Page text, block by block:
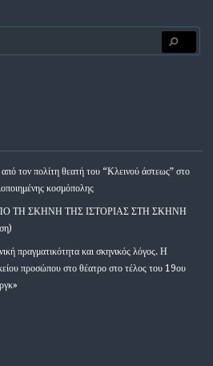
τον πολίτη θεατή του “Κλεινού άστεως” στο
κοσμόπολης
ΤΗ ΣΚΗΝΗ ΤΗΣ ΙΣΤΟΡΙΑΣ ΣΤΗ ΣΚΗΝΗ
πραγματικότητα και σκηνικός λόγος. Η
προσώπου στο θέατρο στο τέλος του 19ου